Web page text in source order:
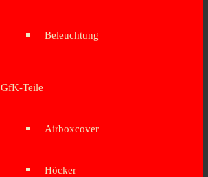
Beleuchtung
GfK-Teile
Airboxcover
Höcker